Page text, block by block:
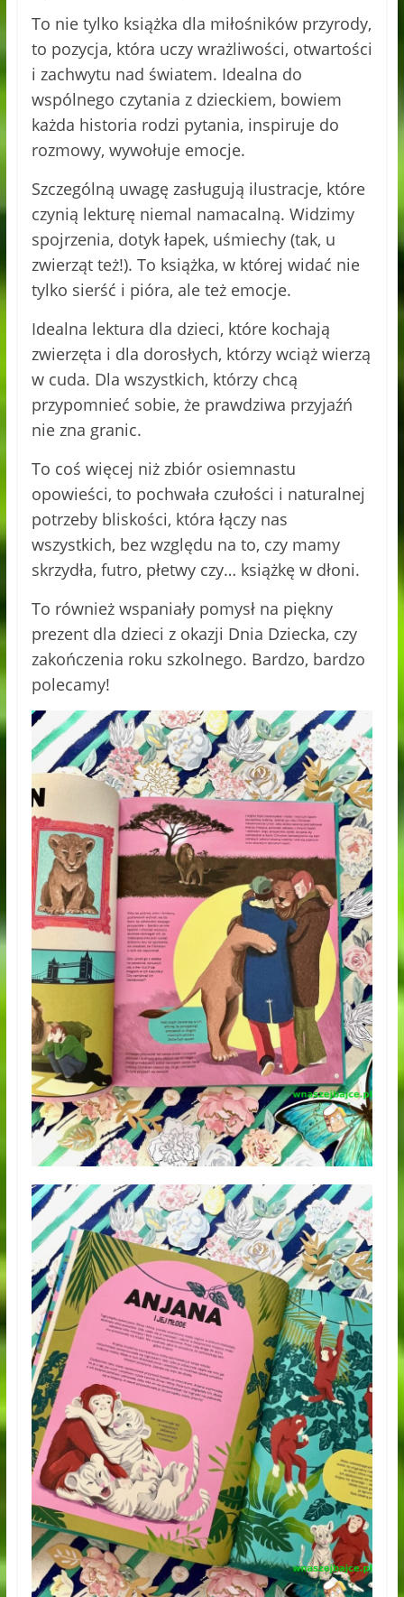
To nie tylko książka dla miłośników przyrody,
to pozycja, która uczy wrażliwości, otwartości
i zachwytu nad światem. Idealna do
wspólnego czytania z dzieckiem, bowiem
każda historia rodzi pytania, inspiruje do
rozmowy, wywołuje emocje.
Szczególną uwagę zasługują ilustracje, które
czynią lekturę niemal namacalną. Widzimy
spojrzenia, dotyk łapek, uśmiechy (tak, u
zwierząt też!). To książka, w której widać nie
tylko sierść i pióra, ale też emocje.
Idealna lektura dla dzieci, które kochają
zwierzęta i dla dorosłych, którzy wciąż wierzą
w cuda. Dla wszystkich, którzy chcą
przypomnieć sobie, że prawdziwa przyjaźń
nie zna granic.
To coś więcej niż zbiór osiemnastu
opowieści, to pochwała czułości i naturalnej
potrzeby bliskości, która łączy nas
wszystkich, bez względu na to, czy mamy
skrzydła, futro, płetwy czy… książkę w dłoni.
To również wspaniały pomysł na piękny
prezent dla dzieci z okazji Dnia Dziecka, czy
zakończenia roku szkolnego. Bardzo, bardzo
polecamy!